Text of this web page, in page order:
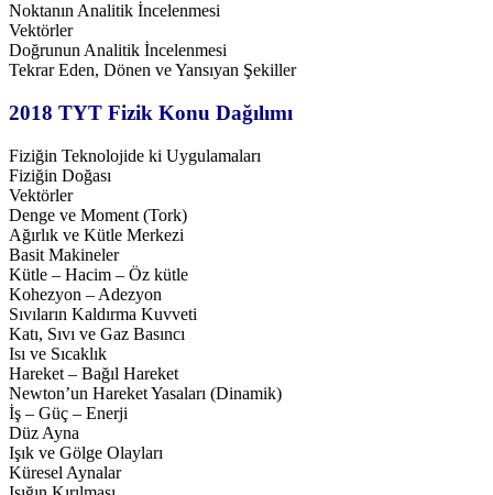
Noktanın Analitik İncelenmesi
Vektörler
Doğrunun Analitik İncelenmesi
Tekrar Eden, Dönen ve Yansıyan Şekiller
2018 TYT Fizik Konu Dağılımı
Fiziğin Teknolojide ki Uygulamaları
Fiziğin Doğası
Vektörler
Denge ve Moment (Tork)
Ağırlık ve Kütle Merkezi
Basit Makineler
Kütle – Hacim – Öz kütle
Kohezyon – Adezyon
Sıvıların Kaldırma Kuvveti
Katı, Sıvı ve Gaz Basıncı
Isı ve Sıcaklık
Hareket – Bağıl Hareket
Newton’un Hareket Yasaları (Dinamik)
İş – Güç – Enerji
Düz Ayna
Işık ve Gölge Olayları
Küresel Aynalar